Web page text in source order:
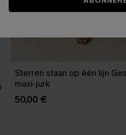
Sterren staan op één lijn
maxi-jurk
50,00 €